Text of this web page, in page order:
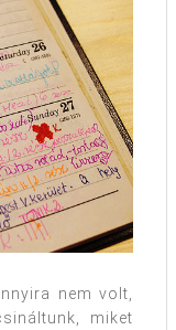
nem volt,
miket